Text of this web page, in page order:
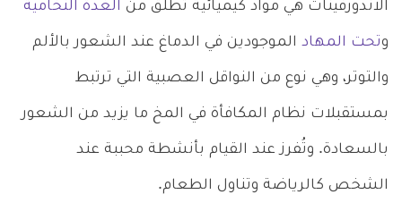
الاندورفينات هي مواد كيميائية تُطلق من الغدة النخامية
وتحت المهاد الموجودين في الدماغ عند الشعور بالألم
والتوتر، وهي نوع من النواقل العصبية التي ترتبط
بمستقبلات نظام المكافأة في المخ ما يزيد من الشعور
بالسعادة. وتُفرز عند القيام بأنشطة محببة عند
الشخص كالرياضة وتناول الطعام.